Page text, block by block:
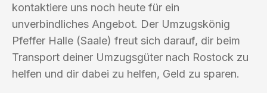
kontaktiere uns noch heute für ein
unverbindliches Angebot. Der Umzugskönig
Pfeffer Halle (Saale) freut sich darauf, dir beim
Transport deiner Umzugsgüter nach Rostock zu
helfen und dir dabei zu helfen, Geld zu sparen.